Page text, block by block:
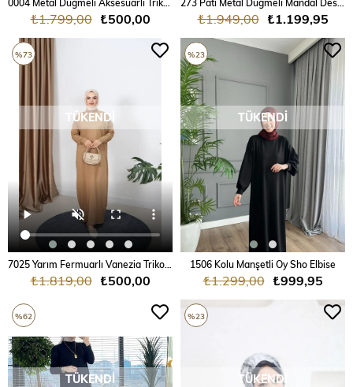
₺500,00
₺1.799,00 ₺1.199,95
₺1.949,00
TÜKENDI
₺500,00
₺1.819,00
%73
TÜKENDI
1506 Kolu Manşetli Oy Sho Elbise
₺999,95
₺1.299,00
%23
TÜKENDI
%62
TÜKENDI
%23